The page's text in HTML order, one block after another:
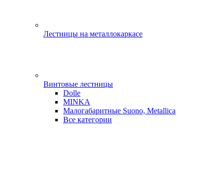
Лестницы на металлокаркасе
Винтовые лестницы
Dolle
MINKA
Малогабаритные Suono, Metallica
Все категории